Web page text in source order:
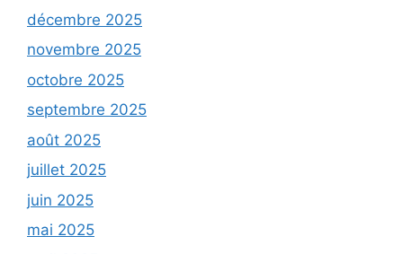
décembre 2025
novembre 2025
octobre 2025
septembre 2025
août 2025
juillet 2025
juin 2025
mai 2025